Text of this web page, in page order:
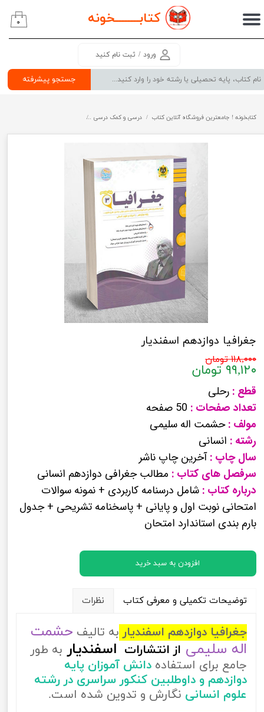
کتابــــــــخونه
جستجو پیشرفته
ورود / ثبت نام کنید
حساب کاربری من
سفارشات
۰
کتابخونه ! جامعترین فروشگاه آنلاین کتاب درسی و کمک درسی
جغرافیا دوازدهم اسفندیار
۱۱۸,۰۰۰ تومان
۹۹,۱۲۰ تومان
قطع : رحلی
تعداد صفحات : 50 صفحه
مولف :حشمت اله سلیمی
رشته : انسانی
سال چاپ :آخرین چاپ ناشر
سرفصل های کتاب : مطالب جغرافی دوازدهم انسانی
درباره کتاب : شامل درسنامه کاربردی + نمونه سوالات
امتحانی نوبت اول و پایانی + پاسخنامه تشریحی + جدول
بارم بندی استاندارد امتحان
افزودن به سبد خرید
توضیحات تکمیلی و معرفی کتاب نظرات
جغرافیا دوازدهم اسفندیار به تالیف حشمت
اله سلیمی از انتشارات اسفندیار به طور
جامع برای استفاده دانش آموزان پایه
دوازدهم و داوطلبین کنکور سراسری در رشته
علوم انسانی نگارش و تدوین شده است.